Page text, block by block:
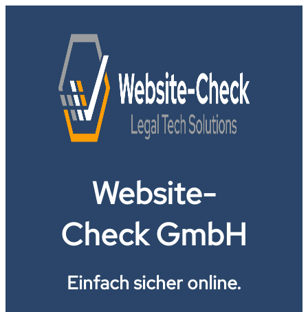
Website-
Check GmbH
Einfach sicher online.